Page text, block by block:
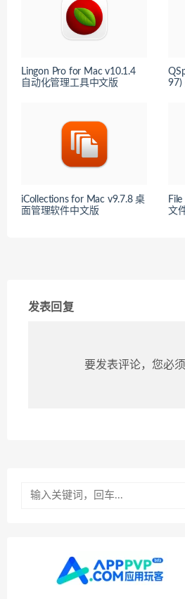
Lingon Pro for Mac v10.1.4
自动化管理工具中文版
97)
iCollections for Mac v9.7.8 桌
面管理软件中文版
文
发表回复
要发表评论，您必